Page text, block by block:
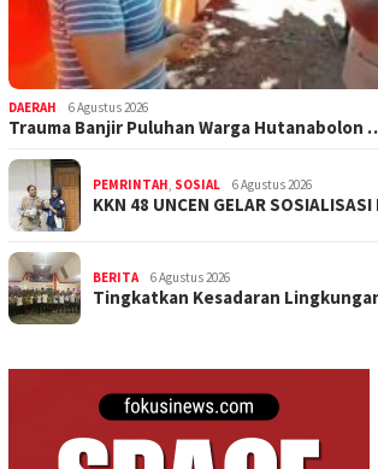
DAERAH 6 Agustus 2026
Trauma Banjir Puluhan Warga Hutanabolon
PEMRINTAH, SOSIAL 6 Agustus 2026
KKN 48 UNCEN GELAR
BERITA 6 Agustus 2026
Tingkatkan Kesadaran